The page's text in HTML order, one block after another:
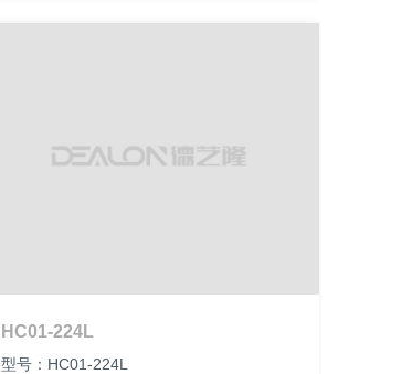
HC01-224L
型号：HC01-224L